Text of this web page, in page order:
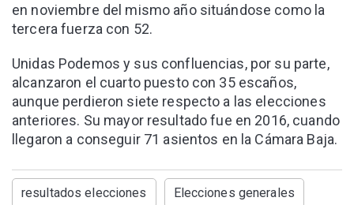
en noviembre del mismo año situándose como la
tercera fuerza con 52.
Unidas Podemos y sus confluencias, por su parte,
alcanzaron el cuarto puesto con 35 escaños,
aunque perdieron siete respecto a las elecciones
anteriores. Su mayor resultado fue en 2016, cuando
llegaron a conseguir 71 asientos en la Cámara Baja.
resultados elecciones Elecciones generales